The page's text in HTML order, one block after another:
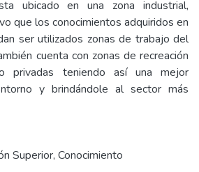
ubicado en una zona industrial,
que los conocimientos adquiridos en
ser utilizados zonas de trabajo del
cuenta con zonas de recreación
privadas teniendo así una mejor
y brindándole al sector más
Superior, Conocimiento